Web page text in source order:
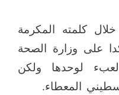
كلمته المكرمة
على وزارة الصحة
لوحدها ولكن
المعطاء.